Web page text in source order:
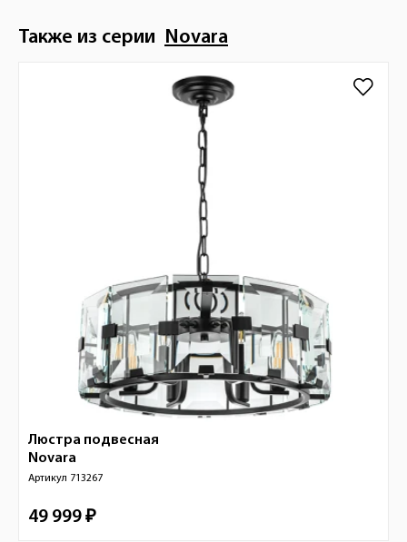
Также из серии Novara
Люстра подвесная
Novara
Артикул 713267
49 999 ₽